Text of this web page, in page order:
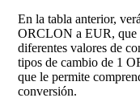
En la tabla anterior,
ORCLON a EUR, que
diferentes valores de
tipos de cambio de 1
que le permite
conversión.